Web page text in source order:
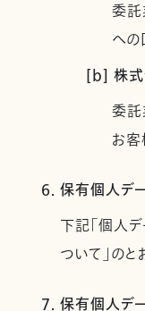
委託
へ
[b] 株式
委託
お
6. 保有個人デ
下記「個人
ついて」のと
7. 保有個人デ